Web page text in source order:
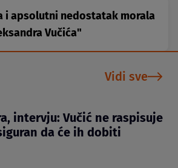
i apsolutni nedostatak morala
Vučića"
Vidi sve
intervju: Vučić ne raspisuje
da će ih dobiti